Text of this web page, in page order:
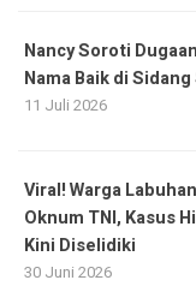
Nancy Soroti
Nama Baik di
11 Juli 2026
Viral! Warga
Oknum TNI, Kasus
Kini Diselidiki
30 Juni 2026